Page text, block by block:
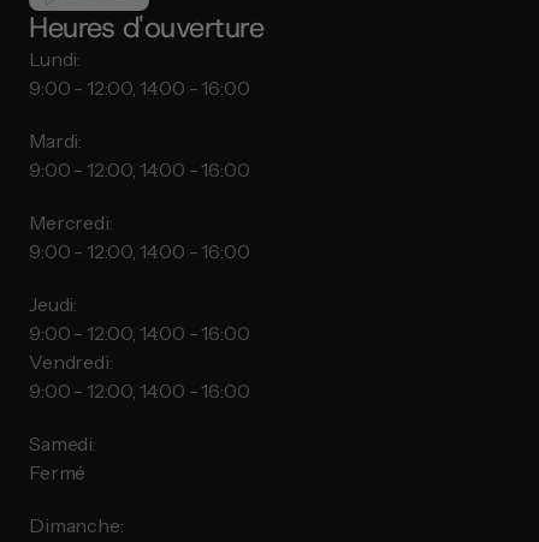
Heures d'ouverture
Lundi:
9:00 - 12:00, 14:00 - 16:00
Mardi:
9:00 - 12:00, 14:00 - 16:00
Mercredi:
9:00 - 12:00, 14:00 - 16:00
Jeudi:
9:00 - 12:00, 14:00 - 16:00
Vendredi:
9:00 - 12:00, 14:00 - 16:00
Samedi:
Fermé
Dimanche: